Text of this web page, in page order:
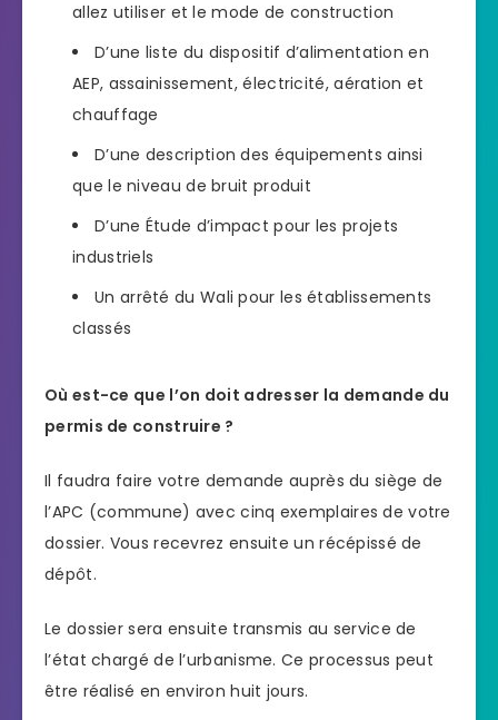
allez utiliser et le mode de construction
D’une liste du dispositif d’alimentation en
AEP, assainissement, électricité, aération et
chauffage
D’une description des équipements ainsi
que le niveau de bruit produit
D’une Étude d’impact pour les projets
industriels
Un arrêté du Wali pour les établissements
classés
Où est-ce que l’on doit adresser la demande du
permis de construire ?
Il faudra faire votre demande auprès du siège de
l’APC (commune) avec cinq exemplaires de votre
dossier. Vous recevrez ensuite un récépissé de
dépôt.
Le dossier sera ensuite transmis au service de
l’état chargé de l’urbanisme. Ce processus peut
être réalisé en environ huit jours.